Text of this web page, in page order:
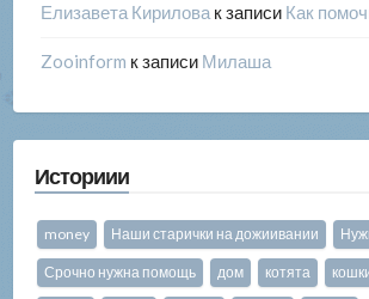
Елизавета Кириловак записи Как
Zooinform к записи Милаша
Историии
money Наши старички на дожиивании
Срочно нужна помощь дом котята